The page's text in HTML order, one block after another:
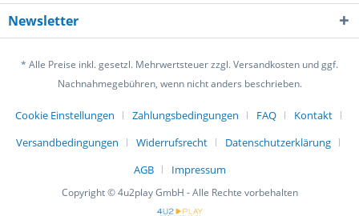
Newsletter
* Alle Preise inkl. gesetzl. Mehrwertsteuer zzgl. Versandkosten und ggf.
Nachnahmegebühren, wenn nicht anders beschrieben.
Cookie Einstellungen Zahlungsbedingungen FAQ
Kontakt
Versandbedingungen
Widerrufsrecht
Datenschutzerklärung
AGB
Impressum
Copyright © 4u2play GmbH - Alle Rechte vorbehalten